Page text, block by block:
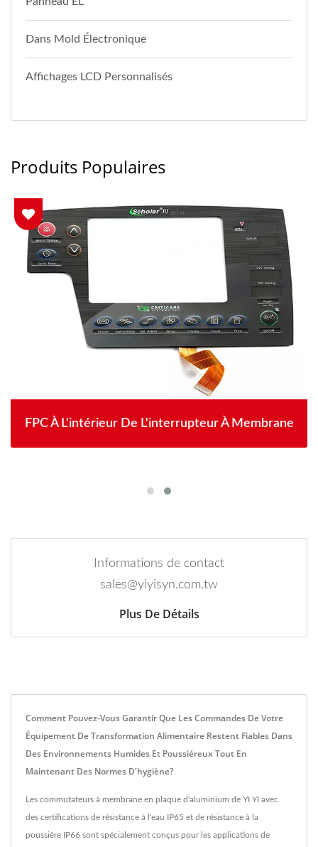
Dans Mold Électronique
Affichages LCD Personnalisés
Produits Populaires
FPC À L'intérieur De L'interrupteur À Membrane
Informations de contact
sales@yiyisyn.com.tw
Plus De Détails
Comment Pouvez-Vous Garantir Que Les Commandes De Votre
Équipement De Transformation Alimentaire Restent Fiables Dans
Des Environnements Humides Et Poussiéreux Tout En
Maintenant Des Normes D'hygiène?
Les commutateurs à membrane en plaque d'aluminium de YI YI avec
des certifications de résistance à l'eau IP65 et de résistance à la
poussière IP66 sont spécialement conçus pour les applications de